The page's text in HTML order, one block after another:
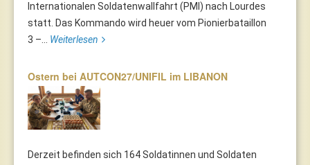
Internationalen Soldatenwallfahrt (PMI) nach Lourdes
statt. Das Kommando wird heuer vom Pionierbataillon
3 –... Weiterlesen
Ostern bei AUTCON27/UNIFIL im LIBANON
Derzeit befinden sich 164 Soldatinnen und Soldaten